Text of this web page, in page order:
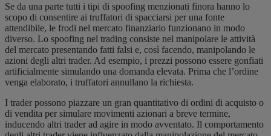
Se da una parte tutti i tipi di spoofing menzionati finora hanno lo
scopo di consentire ai truffatori di spacciarsi per una fonte
attendibile, le frodi nel mercato finanziario funzionano in modo
diverso. Lo spoofing nel trading consiste nel manipolare le attività
del mercato presentando fatti falsi e, così facendo, manipolando le
azioni degli altri trader. Ad esempio, i prezzi possono essere gonfiati
artificialmente simulando una domanda elevata. Prima che l’ordine
venga elaborato, i truffatori annullano la richiesta.
I trader possono piazzare un gran quantitativo di ordini di acquisto o
di vendita per simulare movimenti azionari a breve termine,
inducendo altri trader ad agire in modo avventato. Il comportamento